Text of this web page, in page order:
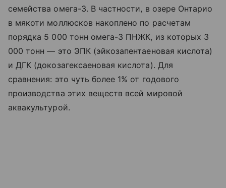
семейства омега-3. В частности, в озере Онтарио
в мякоти моллюсков накоплено по расчетам
порядка 5 000 тонн омега-3 ПНЖК, из которых 3
000 тонн — это ЭПК (эйкозапентаеновая кислота)
и ДГК (докозагексаеновая кислота). Для
сравнения: это чуть более 1% от годового
производства этих веществ всей мировой
аквакультурой.